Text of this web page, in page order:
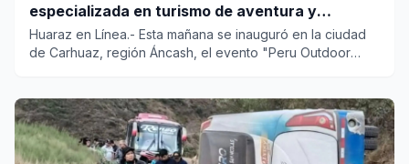
especializada en turismo de aventura y
naturaleza
Huaraz en Línea.- Esta mañana se inauguró en la ciudad
de Carhuaz, región Áncash, el evento "Peru Outdoor